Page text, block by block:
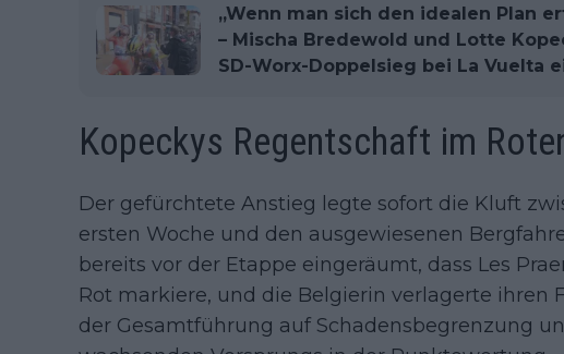
„Wenn man sich den idealen Plan
– Mischa Bredewold und Lotte
SD-Worx-Doppelsieg bei La Vuelta
Kopeckys Regentschaft im
Der gefürchtete Anstieg legte sofort die Kluft
ersten Woche und den ausgewiesenen
bereits vor der Etappe eingeräumt, dass Les
Rot markiere, und die Belgierin verlagerte ihren
der Gesamtführung auf Schadensbegrenzung